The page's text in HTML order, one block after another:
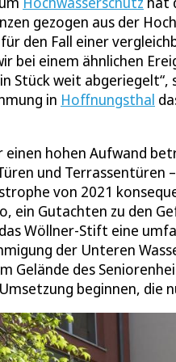
gezogen aus der
den Fall einer
bei einem ähnlichen
Stück weit
in Hoffnungsthal
hohen Aufwand
und Terrassentüren
von 2021
ein Gutachten zu den
Wöllner-Stift eine
der Unteren
Gelände des
beginnen, die